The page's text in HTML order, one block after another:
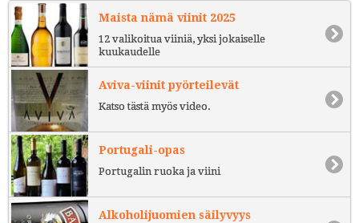
Maista nämä viinit 2025
12 valikoitua viiniä, yksi jokaiselle
kuukaudelle
Aviva-viinit pyörteilevät
Katso tästä myös video.
Portugali-opas
Portugalin ruoka ja viini
Alkoholijuomien säilyvyys